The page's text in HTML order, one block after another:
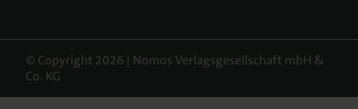
© Copyright 2026 | Nomos Verlagsgesellschaft mbH &
Co. KG